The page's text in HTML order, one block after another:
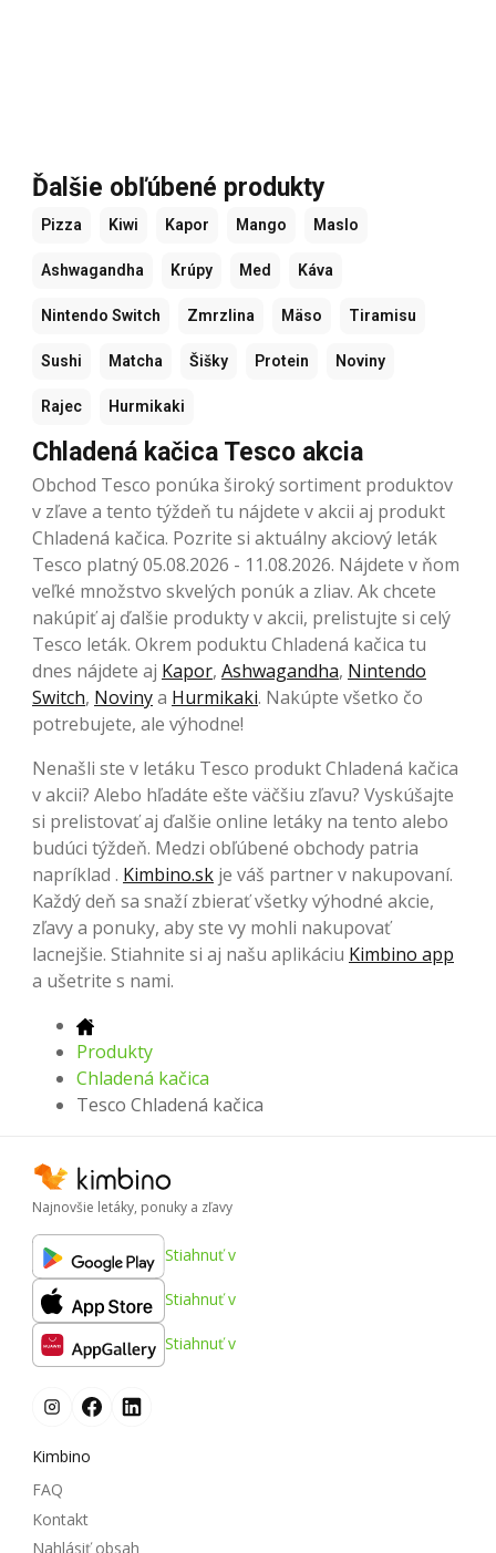
Ďalšie obľúbené produkty
Pizza Kiwi Kapor Mango Maslo
Ashwagandha Krúpy Med Káva
Nintendo Switch Zmrzlina Mäso Tiramisu
Sushi Matcha Šišky Protein Noviny
Rajec Hurmikaki
Chladená kačica Tesco akcia
Obchod Tesco ponúka široký sortiment produktov
v zľave a tento týždeň tu nájdete v akcii aj produkt
Chladená kačica. Pozrite si aktuálny akciový leták
Tesco platný 05.08.2026 - 11.08.2026. Nájdete v ňom
veľké množstvo skvelých ponúk a zliav. Ak chcete
nakúpiť aj ďalšie produkty v akcii, prelistujte si celý
Tesco leták. Okrem poduktu Chladená kačica tu
dnes nájdete aj Kapor, Ashwagandha, Nintendo
Switch, Novinya Hurmikaki. Nakúpte všetko čo
potrebujete, ale výhodne!
Nenašli ste v letáku Tesco produkt Chladená kačica
v akcii? Alebo hľadáte ešte väčšiu zľavu? Vyskúšajte
si prelistovať aj ďalšie online letáky na tento alebo
budúci týždeň. Medzi obľúbené obchody patria
napríklad . Kimbino.sk je váš partner v nakupovaní.
Každý deň sa snaží zbierať všetky výhodné akcie,
zľavy a ponuky, aby ste vy mohli nakupovať
lacnejšie. Stiahnite si aj našu aplikáciu Kimbino app
a ušetrite s nami.
Produkty
Chladená kačica
Tesco Chladená kačica
Najnovšie letáky, ponuky a zľavy
Stiahnuť v
Stiahnuť v
Stiahnuť v
Kimbino
FAQ
Kontakt
Nahlásiť obsah